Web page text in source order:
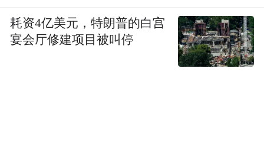
耗资4亿美元，特朗普的白宫
宴会厅修建项目被叫停